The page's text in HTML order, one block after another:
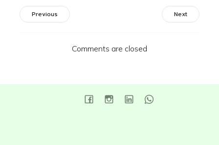
Previous Next
Comments are closed